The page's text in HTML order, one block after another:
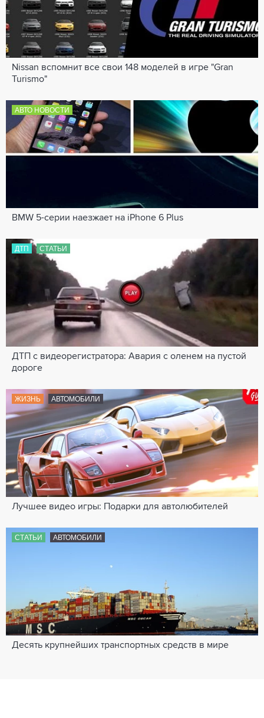
Nissan вспомнит все свои 148 моделей в игре "Gran
Turismo"
АВТО НОВОСТИ
BMW 5-серии наезжает на iPhone 6 Plus
ДТП СТАТЬИ
ДТП с видеорегистратора: Авария с оленем на пустой
дороге
ЖИЗНЬ АВТОМОБИЛИ
Лучшее видео игры: Подарки для автолюбителей
СТАТЬИ АВТОМОБИЛИ
Десять крупнейших транспортных средств в мире